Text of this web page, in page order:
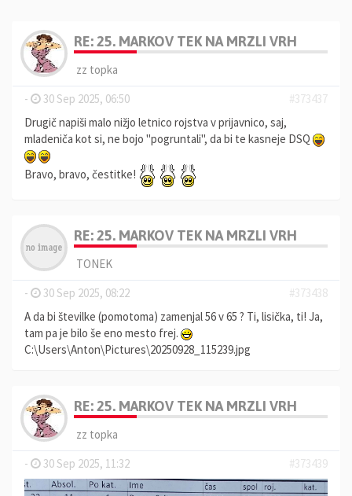
RE: 25. MARKOV TEK NA MRZLI VRH
zz topka
-
30 Sep 2025, 06:50
#373437
Drugič napiši malo nižjo letnico rojstva v prijavnico, saj,
mladeniča kot si, ne bojo "pogruntali", da bi te kasneje DSQ
Bravo, bravo, čestitke!
RE: 25. MARKOV TEK NA MRZLI VRH
TONEK
-
30 Sep 2025, 08:22
#373438
A da bi številke (pomotoma) zamenjal 56 v 65 ? Ti, lisička, ti! Ja,
tam pa je bilo še eno mesto frej.
C:\Users\Anton\Pictures\20250928_115239.jpg
RE: 25. MARKOV TEK NA MRZLI VRH
zz topka
-
30 Sep 2025, 11:32 #373439